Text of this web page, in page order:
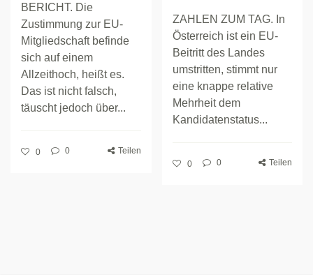
BERICHT. Die
Zustimmung zur EU-
Mitgliedschaft befinde
sich auf einem
Allzeithoch, heißt es.
Das ist nicht falsch,
täuscht jedoch über...
0 0 Teilen
ZAHLEN ZUM TAG. In
Österreich ist ein EU-
Beitritt des Landes
umstritten, stimmt nur
eine knappe relative
Mehrheit dem
Kandidatenstatus...
0 0 Teilen